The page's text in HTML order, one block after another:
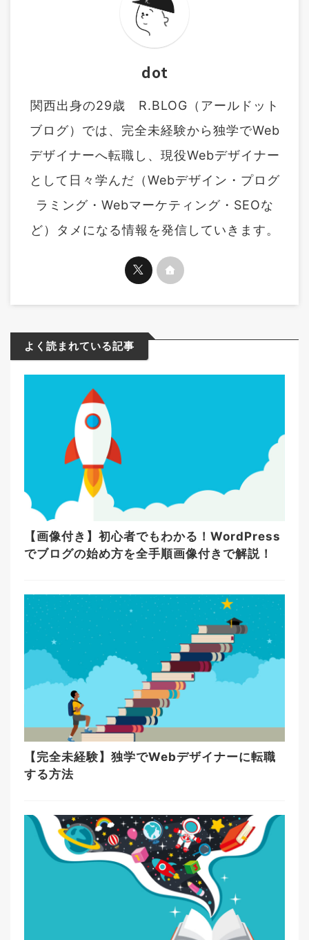
dot
関西出身の29歳 R.BLOG（アールドット
ブログ）では、完全未経験から独学でWeb
デザイナーへ転職し、現役Webデザイナー
として日々学んだ（Webデザイン・プログ
ラミング・Webマーケティング・SEOな
ど）タメになる情報を発信していきます。
よく読まれている記事
【画像付き】初心者でもわかる！WordPress
でブログの始め方を全手順画像付きで解説！
【完全未経験】独学でWebデザイナーに転職
する方法